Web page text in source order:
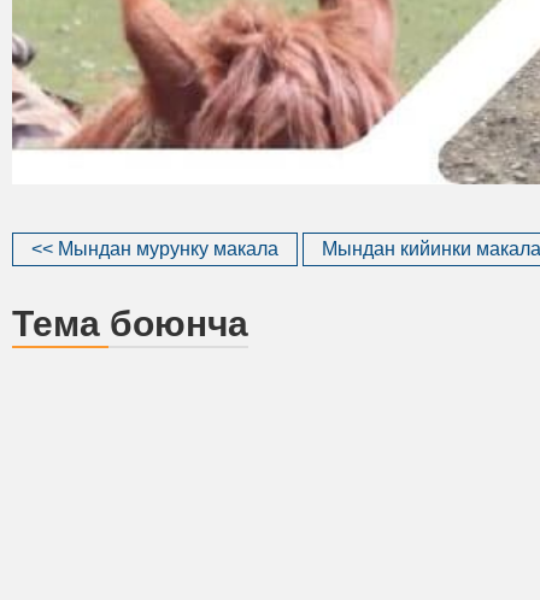
<< Мындан мурунку макала Мындан кийинки
Тема боюнча